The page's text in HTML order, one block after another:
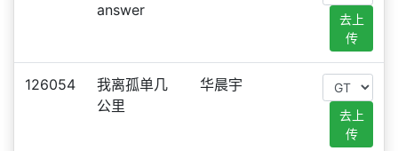
answer
去上
传
126054
我离孤单几
公里
华晨宇
去上
传